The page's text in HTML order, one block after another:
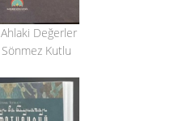
Değerler
Kutlu